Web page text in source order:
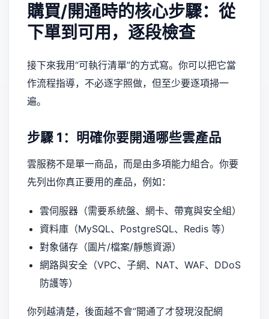
購買/開通時的核心步驟：從
下單到可用，逐段檢查
接下來我用“可執行清單”的方式寫。你可以把它當
作流程指導，不必逐字照做，但至少要逐項掃一
遍。
步驟 1：明確你要開通哪些雲產品
雲服務不是單一商品，而是由多項能力組合。你要
先列出你真正要用的產品，例如：
雲伺服器（需要系統盤、網卡、帶寬與安全組）
資料庫（MySQL、PostgreSQL、Redis 等）
對象儲存（圖片/檔案/靜態資源）
網路與安全（VPC、子網、NAT、WAF、DDoS
防護等）
你列越清楚，後面越不會“開通了才發現沒配網